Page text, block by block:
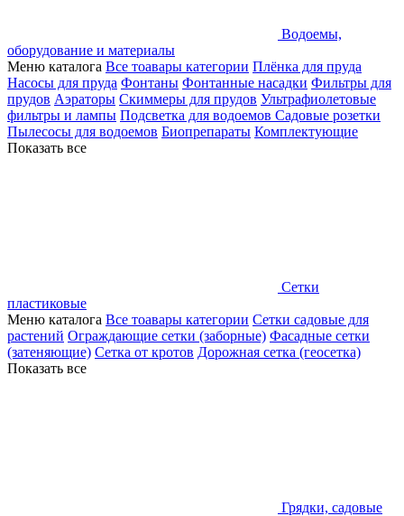
Водоемы,
оборудование и материалы
Меню каталога Все тоавары категории Плёнка для пруда
Насосы для пруда Фонтаны Фонтанные насадки Фильтры для
прудов Аэраторы Скиммеры для прудов Ультрафиолетовые
фильтры и лампы Подсветка для водоемов Садовые розетки
Пылесосы для водоемов Биопрепараты Комплектующие
Показать все
Сетки
пластиковые
Меню каталога Все тоавары категории Сетки садовые для
растений Ограждающие сетки (заборные) Фасадные сетки
(затеняющие) Сетка от кротов Дорожная сетка (геосетка)
Показать все
Грядки, садовые